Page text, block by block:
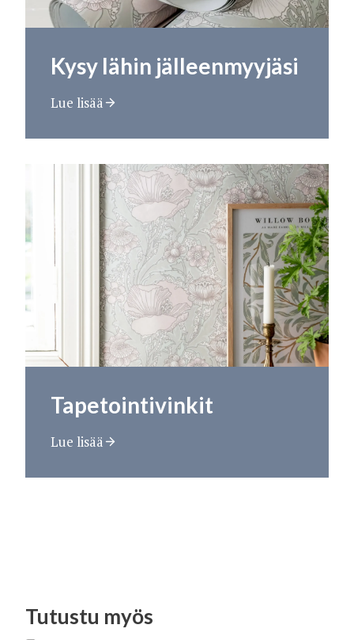
Kysy lähin jälleenmyyjäsi
Lue lisää
Tapetointivinkit
Lue lisää
Tutustu myös